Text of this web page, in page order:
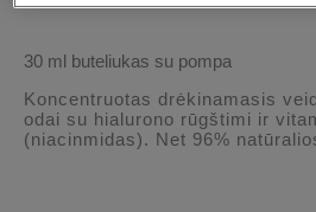
30 ml buteliukas su pompa
Koncentruotas drėkinamasis
odai su hialurono rūgštimi ir
(niacinmidas). Net 96%